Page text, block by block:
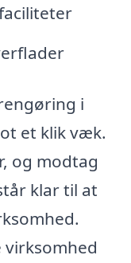
i
et klik væk.
og modtag
klar til at
virksomhed